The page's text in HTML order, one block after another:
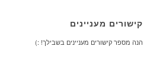
קישורים מעניינים
הנה מספר קישורים מעניינים בשבילך! :)